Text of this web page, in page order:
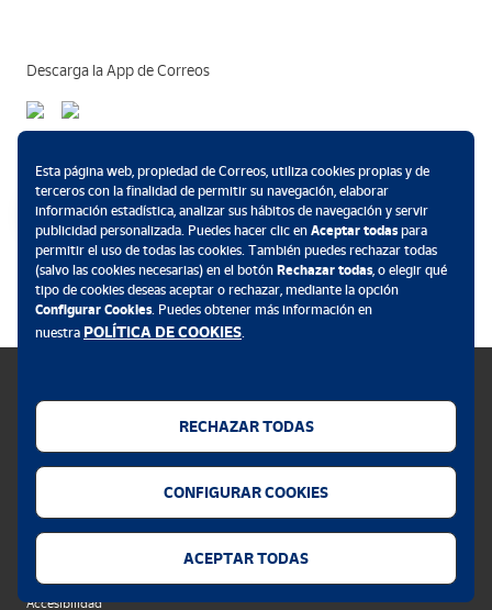
Descarga la App de Correos
Política de cookies
Privacidad web
Accesibilidad
Esta página web, propiedad de Correos, utiliza cookies propias y de
terceros con la finalidad de permitir su navegación, elaborar
información estadística, analizar sus hábitos de navegación y servir
publicidad personalizada. Puedes hacer clic en Aceptar todaspara
permitir el uso de todas las cookies. También puedes rechazar todas
(salvo las cookies necesarias) en el botón Rechazar todas, o elegir qué
tipo de cookies deseas aceptar o rechazar, mediante la opción
Configurar Cookies. Puedes obtener más información en
nuestra POLÍTICA DE COOKIES.
RECHAZAR TODAS
CONFIGURAR COOKIES
ACEPTAR TODAS